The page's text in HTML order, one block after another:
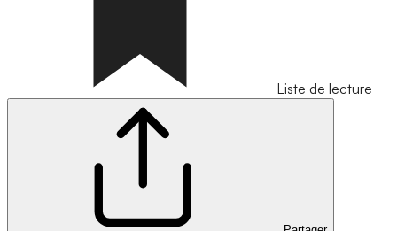
Liste de lecture